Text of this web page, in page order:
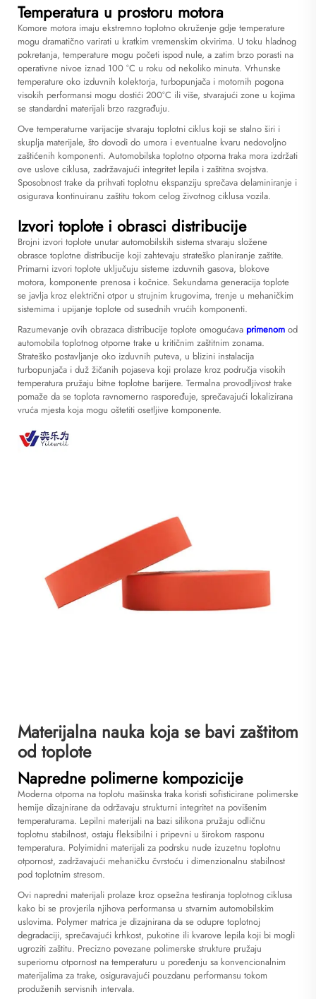
Temperatura u prostoru motora
Komore motora imaju ekstremno toplotno okruženje gdje temperature
mogu dramatično varirati u kratkim vremenskim okvirima. U toku hladnog
pokretanja, temperature mogu početi ispod nule, a zatim brzo porasti na
operativne nivoe iznad 100 °C u roku od nekoliko minuta. Vrhunske
temperature oko izduvnih kolektorja, turbopunjača i motornih pogona
visokih performansi mogu dostići 200°C ili više, stvarajući zone u kojima
se standardni materijali brzo razgrađuju.
Ove temperaturne varijacije stvaraju toplotni ciklus koji se stalno širi i
skuplja materijale, što dovodi do umora i eventualne kvaru nedovoljno
zaštićenih komponenti. Automobilska toplotno otporna traka mora izdržati
ove uslove ciklusa, zadržavajući integritet lepila i zaštitna svojstva.
Sposobnost trake da prihvati toplotnu ekspanziju sprečava delaminiranje i
osigurava kontinuiranu zaštitu tokom celog životnog ciklusa vozila.
Izvori toplote i obrasci distribucije
Brojni izvori toplote unutar automobilskih sistema stvaraju složene
obrasce toplotne distribucije koji zahtevaju strateško planiranje zaštite.
Primarni izvori toplote uključuju sisteme izduvnih gasova, blokove
motora, komponente prenosa i kočnice. Sekundarna generacija toplote
se javlja kroz električni otpor u strujnim krugovima, trenje u mehaničkim
sistemima i upijanje toplote od susednih vrućih komponenti.
Razumevanje ovih obrazaca distribucije toplote omogućava primenom od
automobila toplotnog otporne trake u kritičnim zaštitnim zonama.
Strateško postavljanje oko izduvnih puteva, u blizini instalacija
turbopunjača i duž žičanih pojaseva koji prolaze kroz područja visokih
temperatura pružaju bitne toplotne barijere. Termalna provodljivost trake
pomaže da se toplota ravnomerno raspoređuje, sprečavajući lokalizirana
vruća mjesta koja mogu oštetiti osetljive komponente.
Materijalna nauka koja se bavi zaštitom
od toplote
Napredne polimerne kompozicije
Moderna otporna na toplotu mašinska traka koristi sofisticirane polimerske
hemije dizajnirane da održavaju strukturni integritet na povišenim
temperaturama. Lepilni materijali na bazi silikona pružaju odličnu
toplotnu stabilnost, ostaju fleksibilni i pripevni u širokom rasponu
temperatura. Polyimidni materijali za podrsku nude izuzetnu toplotnu
otpornost, zadržavajući mehaničku čvrstoću i dimenzionalnu stabilnost
pod toplotnim stresom.
Ovi napredni materijali prolaze kroz opsežna testiranja toplotnog ciklusa
kako bi se provjerila njihova performansa u stvarnim automobilskim
uslovima. Polymer matrica je dizajnirana da se odupre toplotnoj
degradaciji, sprečavajući krhkost, pukotine ili kvarove lepila koji bi mogli
ugroziti zaštitu. Precizno povezane polimerske strukture pružaju
superiornu otpornost na temperaturu u poređenju sa konvencionalnim
materijalima za trake, osiguravajući pouzdanu performansu tokom
produženih servisnih intervala.